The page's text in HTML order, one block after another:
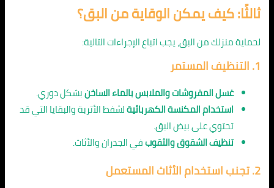
ثالثًا: كيف يمكن الوقاية من البق؟
لحماية منزلك من البق، يجب اتباع الإجراءات التالية:
1. التنظيف المستمر
غسل المفروشات والملابس بالماء الساخنبشكل دوري.
استخدام المكنسة الكهربائيةلشفط الأتربة والبقايا التي قد
تحتوي على بيض البق.
تنظيف الشقوق والثقوبفي الجدران والأثاث.
2. تجنب استخدام الأثاث المستعمل